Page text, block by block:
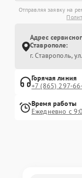
Отправляя заявку на
Адрес
Ставрополе:
г. Ставрополь,
Горячая линия
+7 (865) 297-
Время работы
Ежедневно с